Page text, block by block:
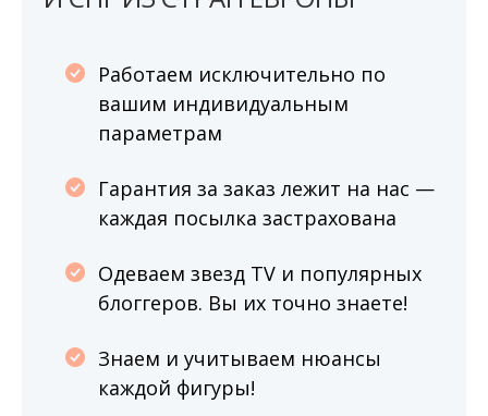
Работаем исключительно по
вашим индивидуальным
параметрам
Гарантия за заказ лежит на нас —
каждая посылка застрахована
Одеваем звезд TV и популярных
блоггеров. Вы их точно знаете!
Знаем и учитываем нюансы
каждой фигуры!